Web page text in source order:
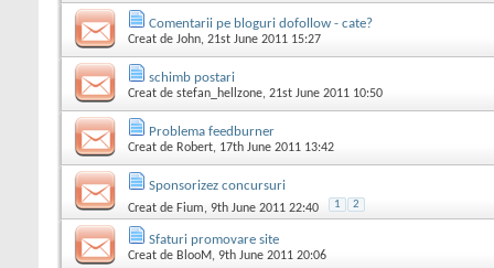
Comentarii pe bloguri dofollow - cate?
Creat de John, 21st June 2011 15:27
schimb postari
Creat de stefan_hellzone, 21st June 2011 10:50
Problema feedburner
Creat de Robert, 17th June 2011 13:42
Sponsorizez concursuri
Creat de Fium, 9th June 2011 22:40 1 2
Sfaturi promovare site
Creat de BlooM, 9th June 2011 20:06